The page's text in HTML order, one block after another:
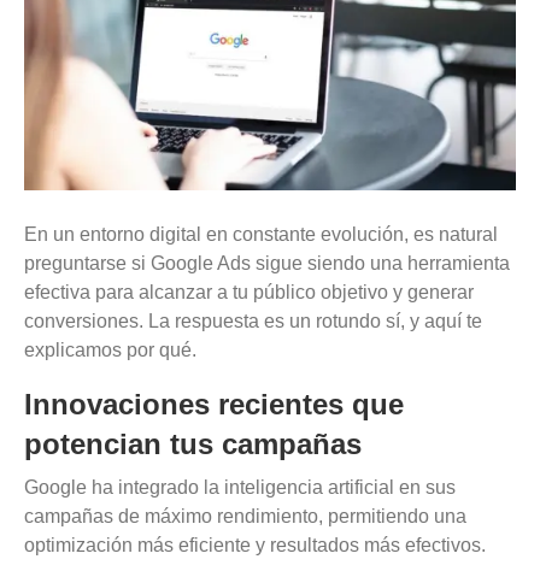
En un entorno digital en constante evolución, es natural
preguntarse si Google Ads sigue siendo una herramienta
efectiva para alcanzar a tu público objetivo y generar
conversiones. La respuesta es un rotundo sí, y aquí te
explicamos por qué.
Innovaciones recientes que
potencian tus campañas
Google ha integrado la inteligencia artificial en sus
campañas de máximo rendimiento, permitiendo una
optimización más eficiente y resultados más efectivos.